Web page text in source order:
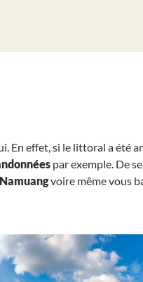
En effet, si le littoral a été
par exemple. De
voire même vous